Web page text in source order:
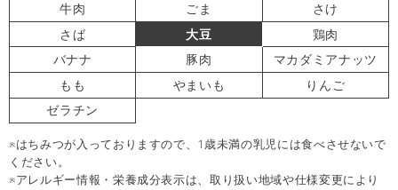
牛肉
ごま
さけ
さば
大豆
鶏肉
バナナ
豚肉
マカダミアナッツ
もも
やまいも
りんご
ゼラチン
※はちみつが入っておりますので、1歳未満の乳児には食べさせないで
ください。
※アレルギー情報・栄養成分表示は、取り扱い地域や仕様変更により